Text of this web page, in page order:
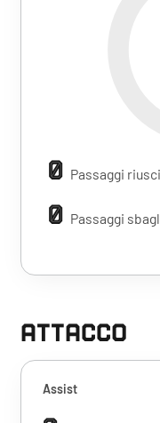
0 Passaggi
0 Passaggi
ATTACCO
Assist